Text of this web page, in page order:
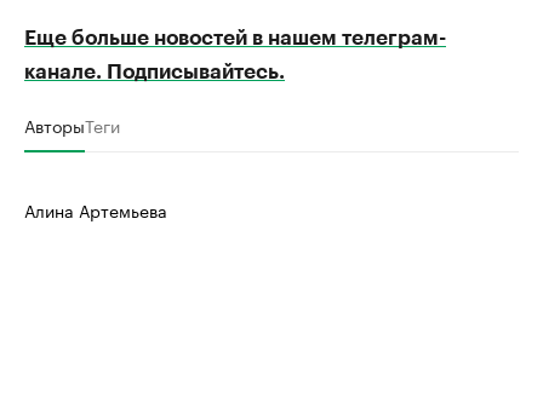
Еще больше новостей в нашем телеграм-
канале. Подписывайтесь.
АвторыТеги
Алина Артемьева